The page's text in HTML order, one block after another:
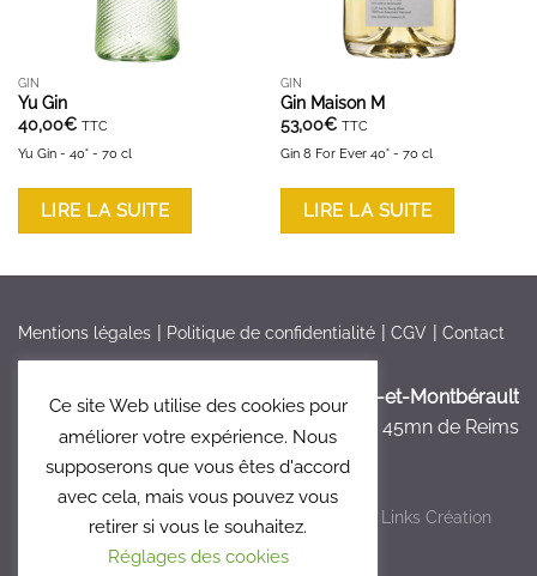
GIN
Yu Gin
40,00€ TTC
Yu Gin - 40° - 70 cl
LIRE LA SUITE
GIN
Gin Maison M
53,00€ TTC
Gin 8 For Ever 40° - 70 cl
LIRE LA SUITE
Mentions légales Politique de confidentialité CGV Contact
France > Aisne >
Bruyères-et-Montbérault
à 5mn de Laon, à 45mn de Reims
Copyright 2026 © Le Clos 47 - Réalisé par Links Création
Graphique
Ce site Web utilise des cookies pour
améliorer votre expérience. Nous
supposerons que vous êtes d'accord
avec cela, mais vous pouvez vous
retirer si vous le souhaitez.
Réglages des cookies